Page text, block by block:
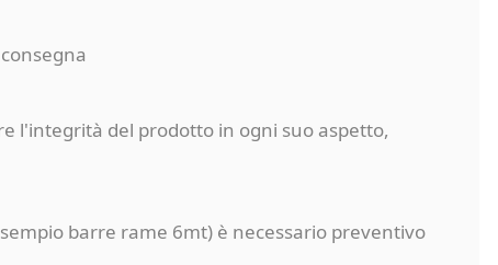
l'integrità del prodotto in ogni suo aspetto,
barre rame 6mt) è necessario preventivo